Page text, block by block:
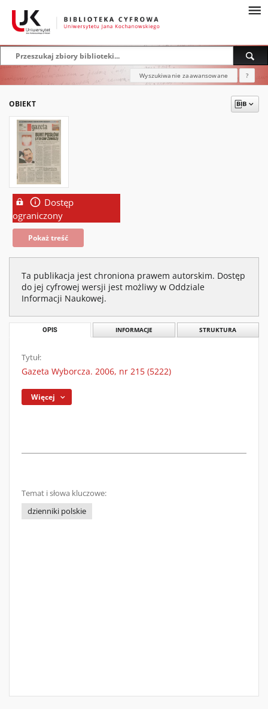
Wyszukiwanie zaawansowane ?
OBIEKT
Dostęp
ograniczony
Pokaż treść
Ta publikacja jest chroniona prawem autorskim. Dostęp
do jej cyfrowej wersji jest możliwy w Oddziale
Informacji Naukowej.
OPIS INFORMACJE STRUKTURA
Tytuł:
Gazeta Wyborcza. 2006, nr 215 (5222)
Więcej
Temat i słowa kluczowe:
dzienniki polskie